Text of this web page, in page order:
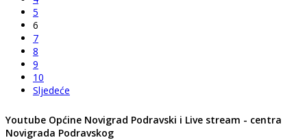
5
6
7
8
9
10
Sljedeće
Youtube Općine Novigrad Podravski i Live stream - centra
Novigrada Podravskog